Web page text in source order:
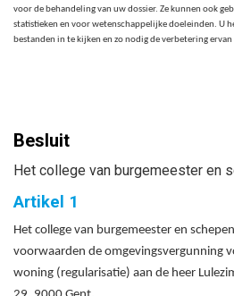
voor de behandeling van uw dossier. Ze kunnen ook
statistieken en voor wetenschappelijke doeleinden. U
bestanden in te kijken en zo nodig de verbetering ervan
Besluit
Het college van burgemeester en
Artikel 1
Het college van burgemeester en
voorwaarden de omgevingsvergunning
woning (regularisatie) aan de heer